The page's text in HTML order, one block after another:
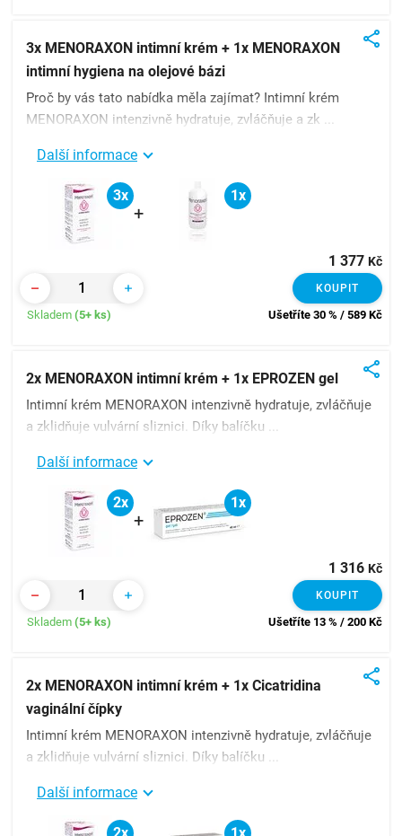
3x MENORAXON intimní krém + 1x MENORAXON
intimní hygiena na olejové bázi
Proč by vás tato nabídka měla zajímat? Intimní krém
MENORAXON intenzivně hydratuje, zvláčňuje a zk ...
Další informace
3x
+
1x
1 377 Kč
KOUPIT
Skladem (5+ ks) Ušetříte 30 % / 589 Kč
2x MENORAXON intimní krém + 1x EPROZEN gel
Intimní krém MENORAXON intenzivně hydratuje, zvláčňuje
a zklidňuje vulvární sliznici. Díky balíčku ...
Další informace
2x
+
1x
1 316 Kč
KOUPIT
Skladem (5+ ks) Ušetříte 13 % / 200 Kč
2x MENORAXON intimní krém + 1x Cicatridina
vaginální čípky
Intimní krém MENORAXON intenzivně hydratuje, zvláčňuje
a zklidňuje vulvární sliznici. Díky balíčku ...
Další informace